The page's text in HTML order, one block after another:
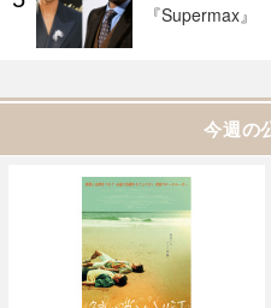
『Supermax』
今週の